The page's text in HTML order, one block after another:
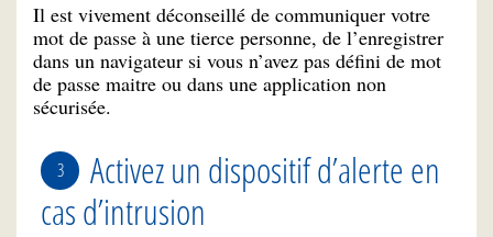
Il est vivement déconseillé de communiquer votre
mot de passe à une tierce personne, de l’enregistrer
dans un navigateur si vous n’avez pas défini de mot
de passe maitre ou dans une application non
sécurisée.
Activez un dispositif d’alerte en
cas d’intrusion